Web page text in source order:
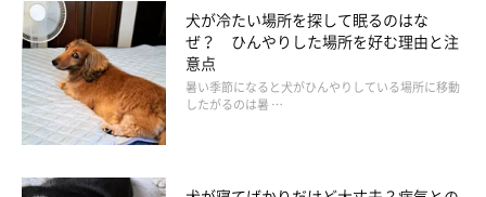
（6）シニア犬になると“笑顔”も変化する？
犬が冷たい場所を探して眠るのはな
ぜ？ ひんやりした場所を好む理由と注
意点
暑い季節になると犬がひんやりしている場所に移動
したがるのは暑 …